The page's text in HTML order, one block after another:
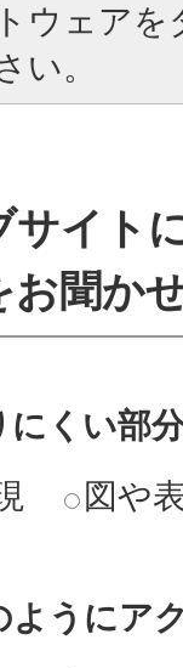
ウェア
い。
サイト
お聞か
にくい部
図や
ようにア